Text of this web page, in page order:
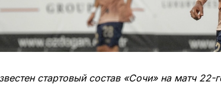
стартовый состав «Сочи» на матч